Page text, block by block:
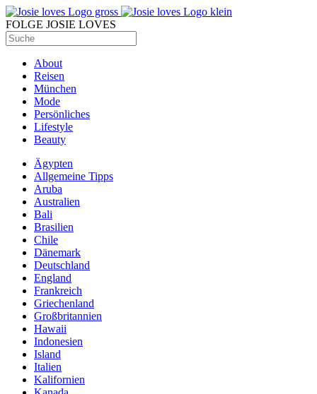
FOLGE JOSIE LOVES
About
Reisen
München
Mode
Persönliches
Lifestyle
Beauty
Ägypten
Allgemeine Tipps
Aruba
Australien
Bali
Brasilien
Chile
Dänemark
Deutschland
England
Frankreich
Griechenland
Großbritannien
Hawaii
Indonesien
Island
Italien
Kalifornien